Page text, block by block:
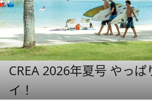
CREA 2026年夏号 やっぱ
イ！